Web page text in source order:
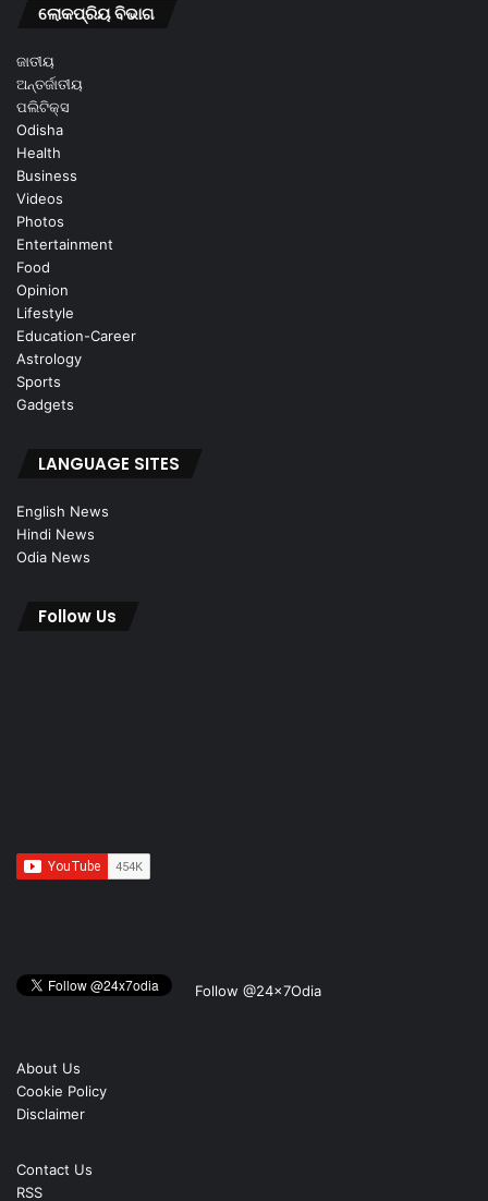
ଲୋକପ୍ରିୟ ବିଭାଗ
ଜାତୀୟ
ଅନ୍ତର୍ଜାତୀୟ
ପଲିଟିକ୍ସ
Odisha
Health
Business
Videos
Photos
Entertainment
Food
Opinion
Lifestyle
Education-Career
Astrology
Sports
Gadgets
LANGUAGE SITES
English News
Hindi News
Odia News
Follow Us
Follow @24x7Odia
About Us
Cookie Policy
Disclaimer
Contact Us
RSS